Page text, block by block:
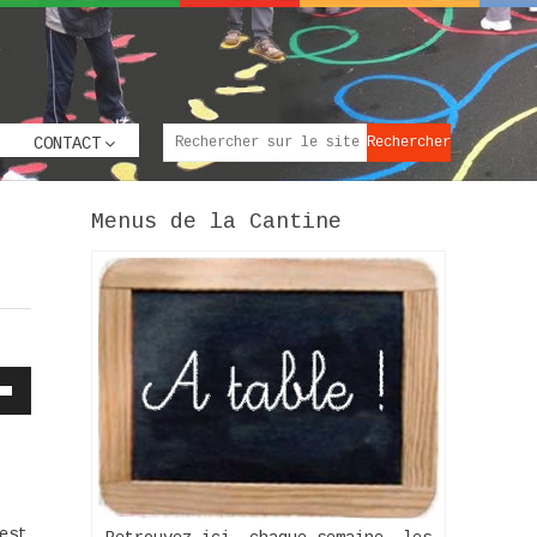
CONTACT
Menus de la Cantine